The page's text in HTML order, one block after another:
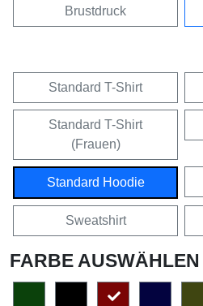
Brustdruck
Standard T-Shirt
Standard T-Shirt
(Frauen)
Standard Hoodie
Sweatshirt
FARBE AUSWÄHLEN